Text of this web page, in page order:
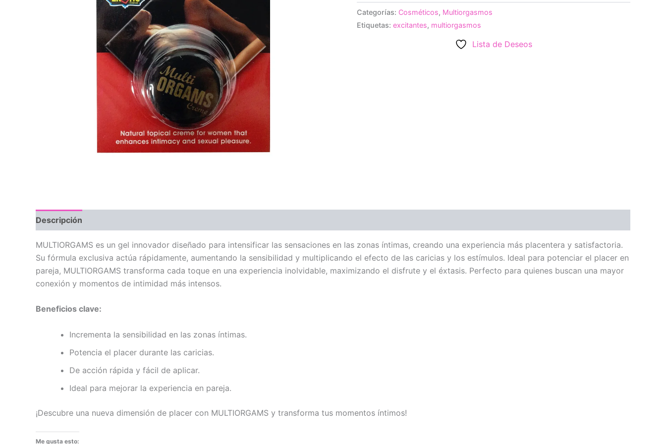
Categorías: Cosméticos, Multiorgasmos
Etiquetas: excitantes, multiorgasmos
Lista de Deseos
Descripción
MULTIORGAMS es un gel innovador diseñado para intensificar las sensaciones en las zonas íntimas, creando una experiencia más placentera y satisfactoria.
Su fórmula exclusiva actúa rápidamente, aumentando la sensibilidad y multiplicando el efecto de las caricias y los estímulos. Ideal para potenciar el placer en
pareja, MULTIORGAMS transforma cada toque en una experiencia inolvidable, maximizando el disfrute y el éxtasis. Perfecto para quienes buscan una mayor
conexión y momentos de intimidad más intensos.
Beneficios clave:
Incrementa la sensibilidad en las zonas íntimas.
Potencia el placer durante las caricias.
De acción rápida y fácil de aplicar.
Ideal para mejorar la experiencia en pareja.
¡Descubre una nueva dimensión de placer con MULTIORGAMS y transforma tus momentos íntimos!
Me gusta esto: